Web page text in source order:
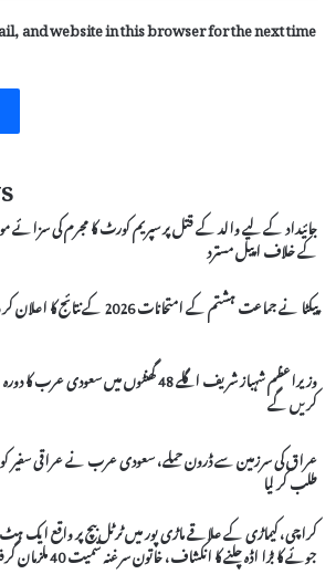
and website in this browser for the next time
جائیداد کے لیے والد کے قتل پر سپریم کورٹ کا مجرم کی
کے خلاف اپیل مسترد
پیکٹا نے جماعت ہشتم کے امتحانات 2026 کے نتائج کا اعلان کر دیا
وزیراعظم شہباز شریف اگلے 48 گھنٹوں میں سعودی عرب کا دورہ
کریں گے
عراق کی سرزمین سے ڈرون حملے، سعودی عرب نے عراقی سفیر کو
طلب کر لیا
کراچی، کیماڑی کے علاقے ماڑی پور میں ٹرٹل بیچ پر واقع ایک
جوئے کا بڑا اڈہ چلنے کا انکشاف، خاتون سرغنہ سمیت 40 ملزمان گرفتار